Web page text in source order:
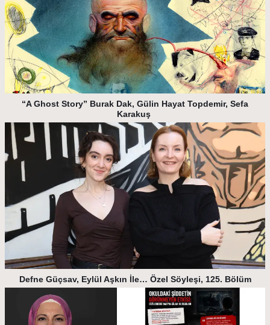
“A Ghost Story” Burak Dak, Gülin Hayat Topdemir, Sefa
Karakuş
Defne Güçsav, Eylül Aşkın İle… Özel Söyleşi, 125. Bölüm